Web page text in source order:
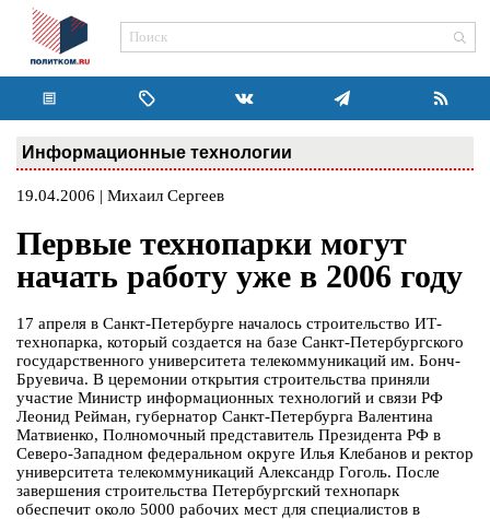
Информационные технологии
19.04.2006 | Михаил Сергеев
Первые технопарки могут
начать работу уже в 2006 году
17 апреля в Санкт-Петербурге началось строительство ИТ-
технопарка, который создается на базе Санкт-Петербургского
государственного университета телекоммуникаций им. Бонч-
Бруевича. В церемонии открытия строительства приняли
участие Министр информационных технологий и связи РФ
Леонид Рейман, губернатор Санкт-Петербурга Валентина
Матвиенко, Полномочный представитель Президента РФ в
Северо-Западном федеральном округе Илья Клебанов и ректор
университета телекоммуникаций Александр Гоголь. После
завершения строительства Петербургский технопарк
обеспечит около 5000 рабочих мест для специалистов в